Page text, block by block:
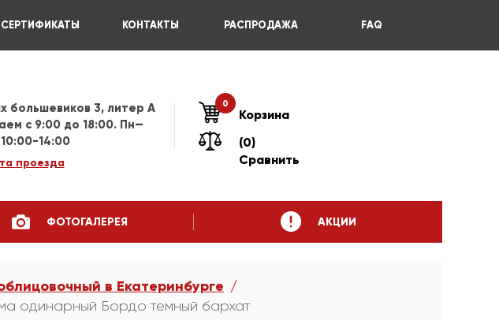
СЕРТИФИКАТЫ КОНТАКТЫ РАСПРОДАЖА FAQ
большевиков 3, литер А
c 9:00 до 18:00. Пн—
14:00
проезда
0
Корзина
(0)
Сравнить
ФОТОГАЛЕРЕЯ АКЦИИ
в Екатеринбурге
одинарный Бордо темный бархат